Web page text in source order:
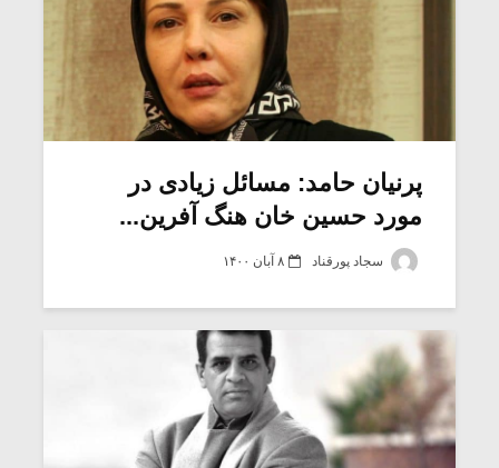
پرنیان حامد: مسائل زیادی در
مورد حسین خان هنگ آفرین...
سجاد پورقناد ۸ آبان ۱۴۰۰